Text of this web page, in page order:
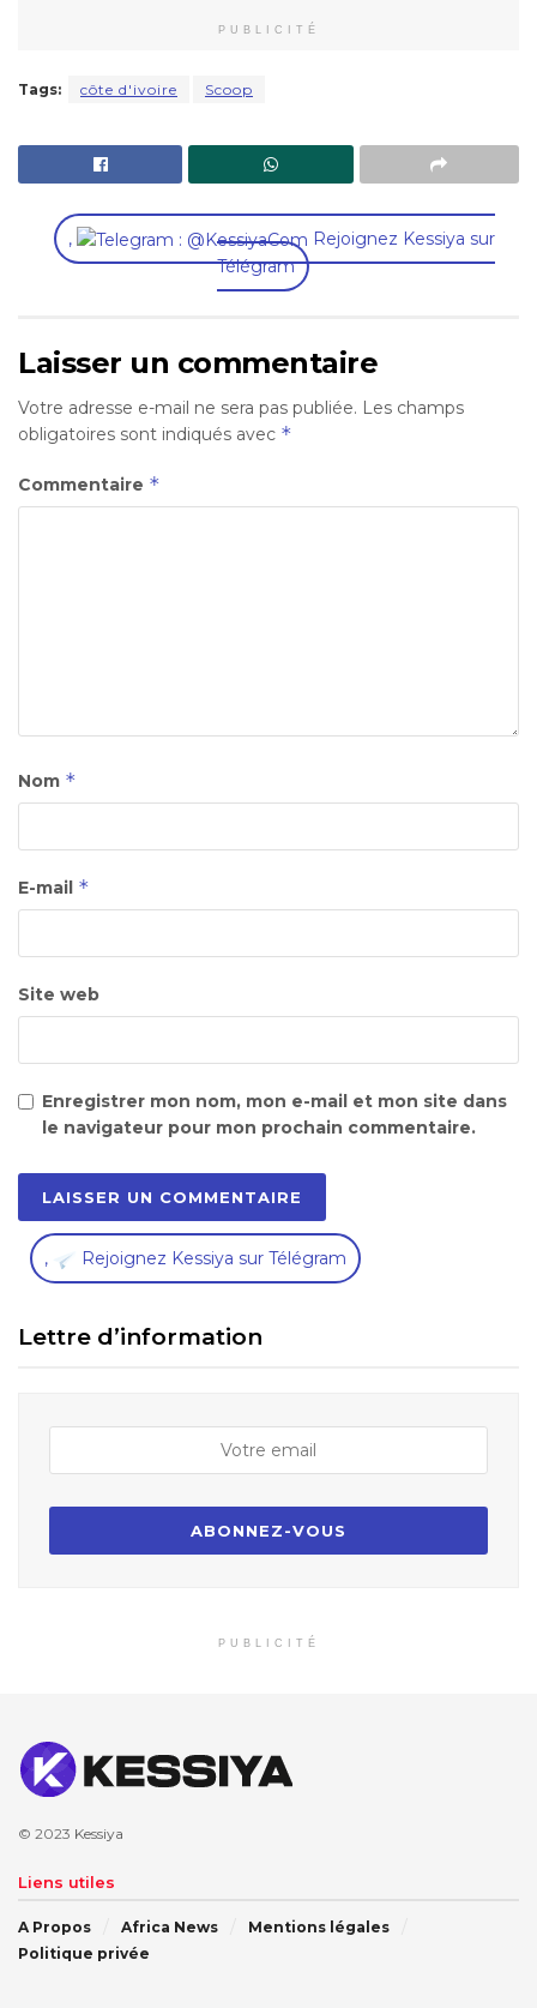
PUBLICITÉ
Tags: côte d'ivoire Scoop
,
Rejoignez Kessiya sur
Télégram
Laisser un commentaire
Votre adresse e-mail ne sera pas publiée. Les champs
obligatoires sont indiqués avec *
Commentaire *
Nom *
E-mail *
Site web
Enregistrer mon nom, mon e-mail et mon site dans
le navigateur pour mon prochain commentaire.
, Rejoignez Kessiya sur Télégram
Lettre d’information
PUBLICITÉ
© 2023 Kessiya
Liens utiles
A Propos Africa News
Mentions légales
Politique privée